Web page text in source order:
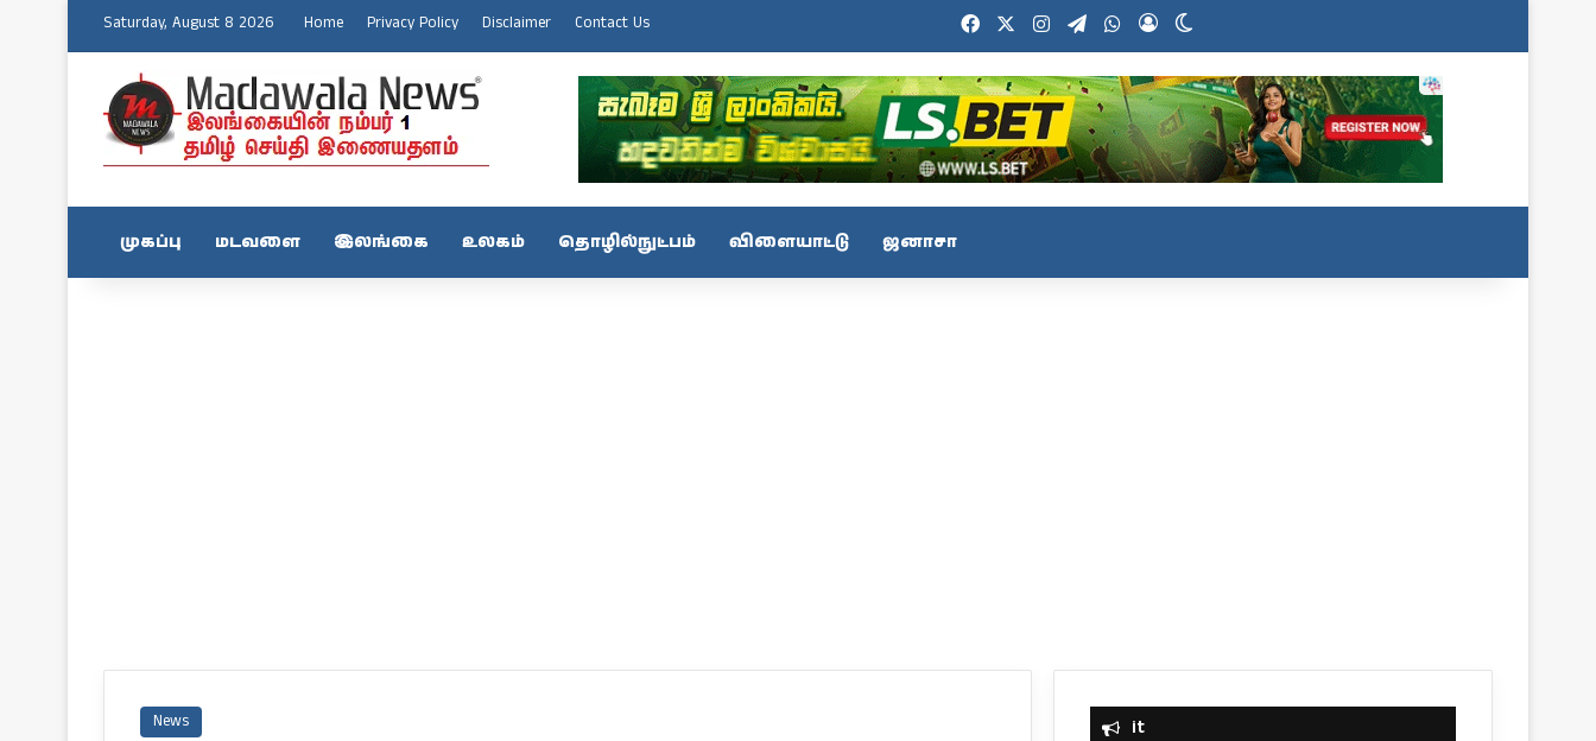
Saturday, August 8 2026 Home Privacy Policy Disclaimer Contact Us FacebookInstagramTelegramWhatsApp
Log In
முகப்பு மடவளை இலங்கை உலகம் தொழில்நுட்பம் விளையாட்டு ஜனாசா
News it